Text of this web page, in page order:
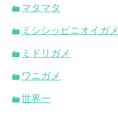
マタマタ
ミシシッピニオイガメ
ミドリガメ
ワニガメ
世界一